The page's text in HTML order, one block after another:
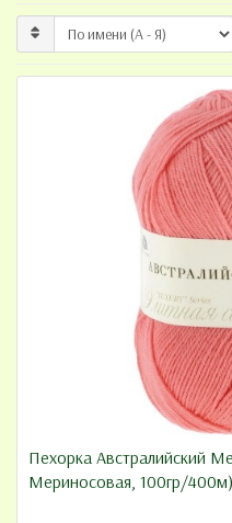
Пехорка Австралийский
Мериносовая, 100гр/